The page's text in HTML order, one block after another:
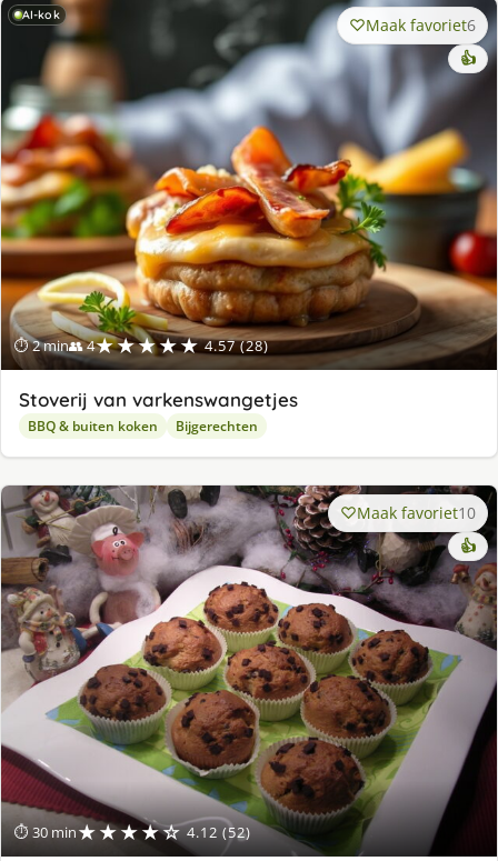
AI-kok
⏱ 2 min👥 4★★★★★ 4.57 (28)
Maak favoriet6
👍
Stoverij van varkenswangetjes
BBQ & buiten koken Bijgerechten
⏱ 30 min★★★★☆ 4.12 (52)
Maak favoriet10
👍